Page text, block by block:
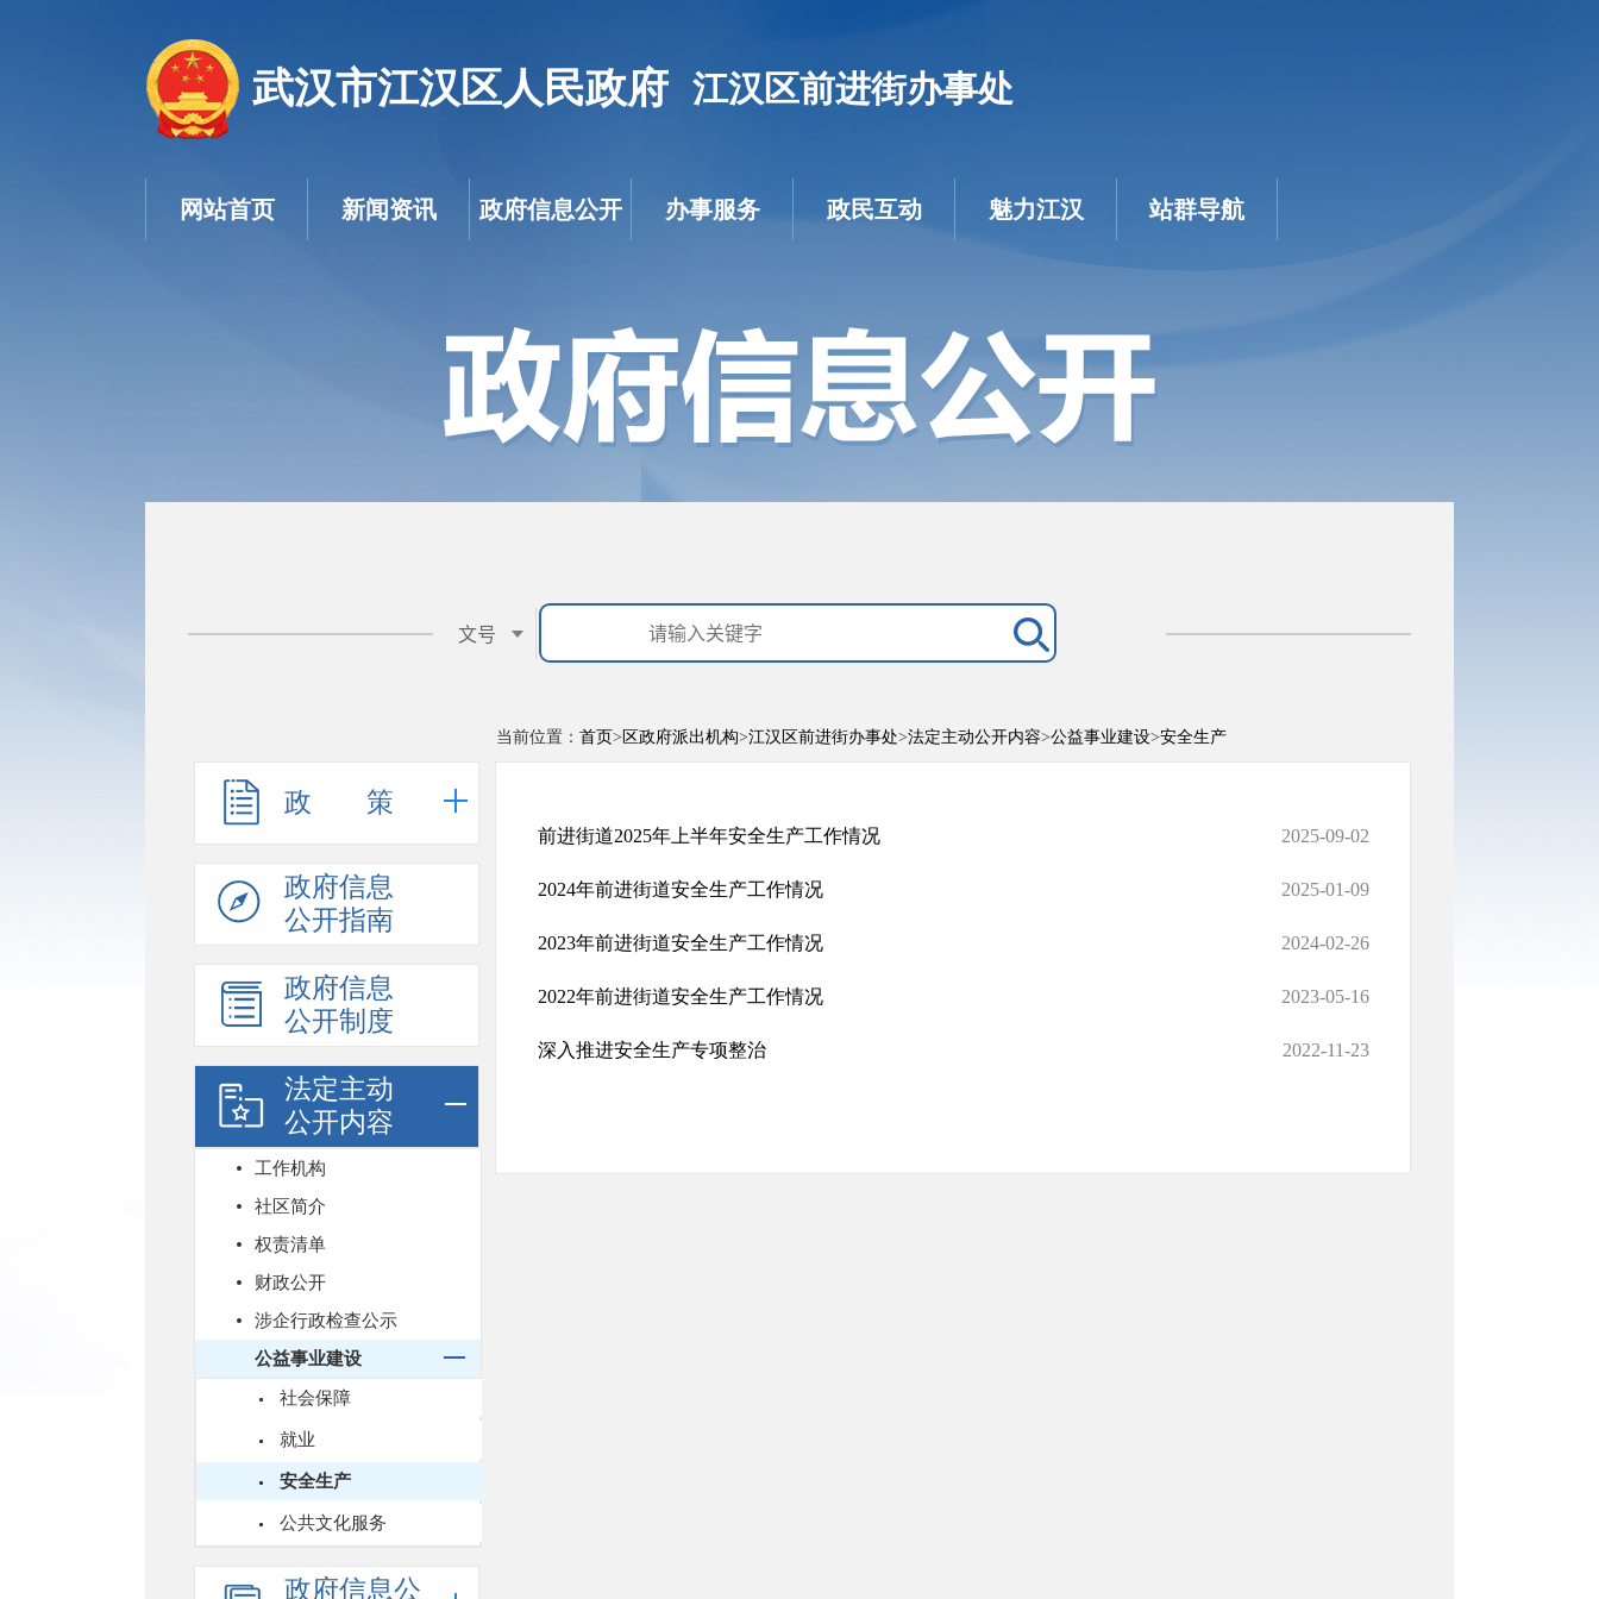
武汉市江汉区人民政府 江汉区前进街办事处
网站首页 新闻资讯 政府信息公开 办事服务 政民互动 魅力江汉 站群导航
政 策
政府信息
公开指南
政府信息
公开制度
法定主动
公开内容
工作机构
社区简介
权责清单
财政公开
涉企行政检查公示
公益事业建设
社会保障
就业
安全生产
公共文化服务
政府信息公
当前位置： 首页> 区政府派出机构>江汉区前进街办事处>法定主动公开内容>公益事业建设>安全生产
前进街道2025年上半年安全生产工作情况 2025-09-02
2024年前进街道安全生产工作情况 2025-01-09
2023年前进街道安全生产工作情况 2024-02-26
2022年前进街道安全生产工作情况 2023-05-16
深入推进安全生产专项整治 2022-11-23